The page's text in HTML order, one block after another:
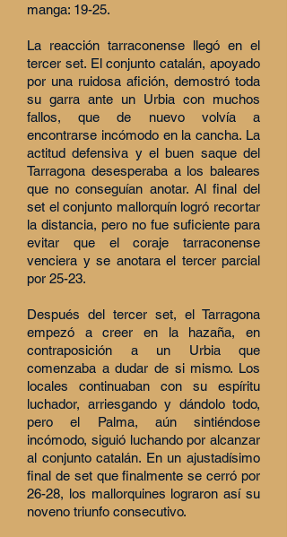
manga: 19-25.
La reacción tarraconense llegó en el
tercer set. El conjunto catalán, apoyado
por una ruidosa afición, demostró toda
su garra ante un Urbia con muchos
fallos, que de nuevo volvía a
encontrarse incómodo en la cancha. La
actitud defensiva y el buen saque del
Tarragona desesperaba a los baleares
que no conseguían anotar. Al final del
set el conjunto mallorquín logró recortar
la distancia, pero no fue suficiente para
evitar que el coraje tarraconense
venciera y se anotara el tercer parcial
por 25-23.
Después del tercer set, el Tarragona
empezó a creer en la hazaña, en
contraposición a un Urbia que
comenzaba a dudar de si mismo. Los
locales continuaban con su espíritu
luchador, arriesgando y dándolo todo,
pero el Palma, aún sintiéndose
incómodo, siguió luchando por alcanzar
al conjunto catalán. En un ajustadísimo
final de set que finalmente se cerró por
26-28, los mallorquines lograron así su
noveno triunfo consecutivo.